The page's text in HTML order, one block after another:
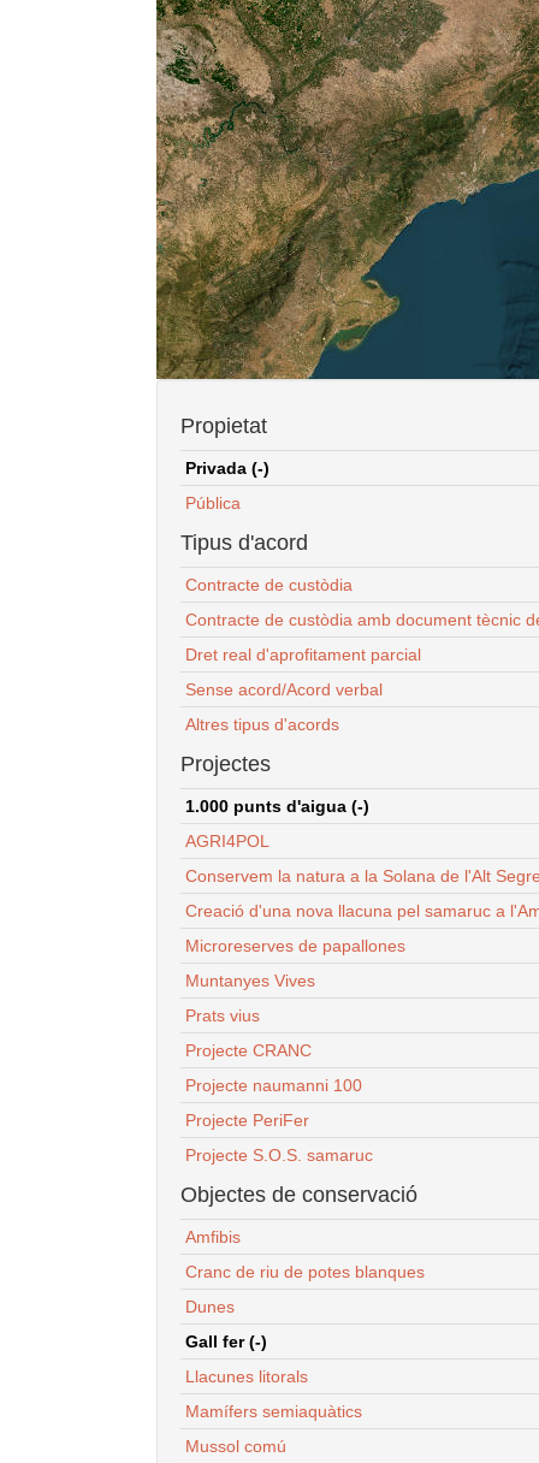
Propietat
Privada (-)
Pública
Tipus d'acord
Contracte de custòdia
Contracte de custòdia amb document tècnic
Dret real d'aprofitament parcial
Sense acord/Acord verbal
Altres tipus d'acords
Projectes
1.000 punts d'aigua (-)
AGRI4POL
Conservem la natura a la Solana de l'Alt
Creació d'una nova llacuna pel samaruc a
Microreserves de papallones
Muntanyes Vives
Prats vius
Projecte CRANC
Projecte naumanni 100
Projecte PeriFer
Projecte S.O.S. samaruc
Objectes de conservació
Amfibis
Cranc de riu de potes blanques
Dunes
Gall fer (-)
Llacunes litorals
Mamífers semiaquàtics
Mussol comú